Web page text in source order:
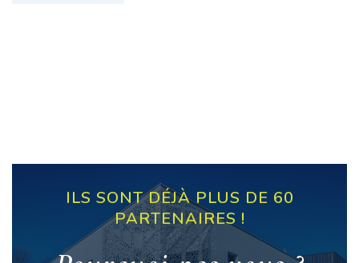
ILS SONT DÉJÀ PLUS DE 60
PARTENAIRES !